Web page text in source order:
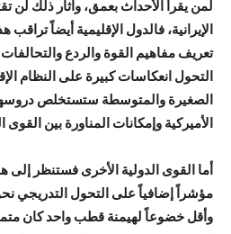
لمن يقرأ الأحداث بعمق، وآثار ذلك لن
الإيرانية، فالدول الإقليمية أيضاً تراقب
تعريف مفاهيم القوة والردع
التحول انعكاسات كبيرة على النظام
الصغيرة والمتوسطة ستستخلص
الأميركية وإمكانات المناورة بين القوى
أما القوى الدولية الأخرى فستنظر إلى
مؤشراً إضافياً على التحول التدريجي
وأقل خضوعاً لهيمنة قطب واحد كان